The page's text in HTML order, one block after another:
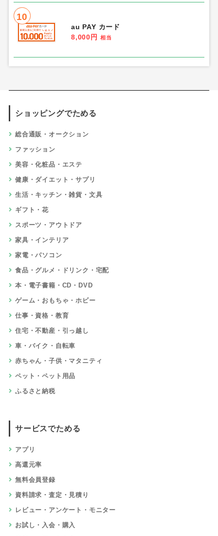
10
au PAY カード
8,000円
相当
ショッピングでためる
総合通販・オークション
ファッション
美容・化粧品・エステ
健康・ダイエット・サプリ
生活・キッチン・雑貨・文具
ギフト・花
スポーツ・アウトドア
家具・インテリア
家電・パソコン
食品・グルメ・ドリンク・宅配
本・電子書籍・CD・DVD
ゲーム・おもちゃ・ホビー
仕事・資格・教育
住宅・不動産・引っ越し
車・バイク・自転車
赤ちゃん・子供・マタニティ
ペット・ペット用品
ふるさと納税
サービスでためる
アプリ
高還元率
無料会員登録
資料請求・査定・見積り
レビュー・アンケート・モニター
お試し・入会・購入